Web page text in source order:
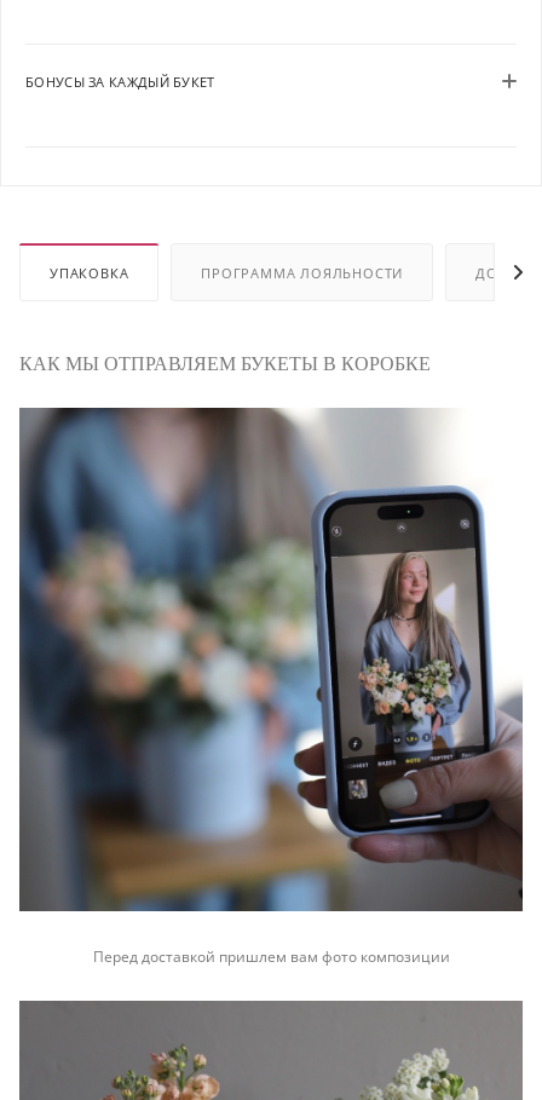
БОНУСЫ ЗА КАЖДЫЙ БУКЕТ
УПАКОВКА ПРОГРАММА ЛОЯЛЬНОСТИ
КАК МЫ ОТПРАВЛЯЕМ БУКЕТЫ В КОРОБКЕ
Перед доставкой пришлем вам фото композиции